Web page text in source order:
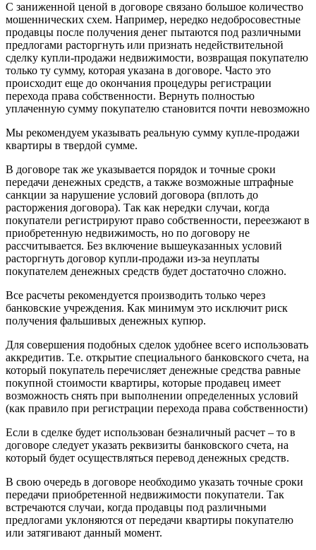
С заниженной ценой в договоре связано большое количество
мошеннических схем. Например, нередко недобросовестные
продавцы после получения денег пытаются под различными
предлогами расторгнуть или признать недействительной
сделку купли-продажи недвижимости, возвращая покупателю
только ту сумму, которая указана в договоре. Часто это
происходит еще до окончания процедуры регистрации
перехода права собственности. Вернуть полностью
уплаченную сумму покупателю становится почти невозможно
Мы рекомендуем указывать реальную сумму купле-продажи
квартиры в твердой сумме.
В договоре так же указывается порядок и точные сроки
передачи денежных средств, а также возможные штрафные
санкции за нарушение условий договора (вплоть до
расторжения договора). Так как нередки случаи, когда
покупатели регистрируют право собственности, переезжают в
приобретенную недвижимость, но по договору не
рассчитывается. Без включение вышеуказанных условий
расторгнуть договор купли-продажи из-за неуплаты
покупателем денежных средств будет достаточно сложно.
Все расчеты рекомендуется производить только через
банковские учреждения. Как минимум это исключит риск
получения фальшивых денежных купюр.
Для совершения подобных сделок удобнее всего использовать
аккредитив. Т.е. открытие специального банковского счета, на
который покупатель перечисляет денежные средства равные
покупной стоимости квартиры, которые продавец имеет
возможность снять при выполнении определенных условий
(как правило при регистрации перехода права собственности)
Если в сделке будет использован безналичный расчет – то в
договоре следует указать реквизиты банковского счета, на
который будет осуществляться перевод денежных средств.
В свою очередь в договоре необходимо указать точные сроки
передачи приобретенной недвижимости покупатели. Так
встречаются случаи, когда продавцы под различными
предлогами уклоняются от передачи квартиры покупателю
или затягивают данный момент.